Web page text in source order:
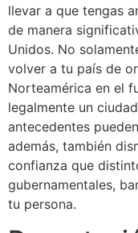
llevar a que tengas
de manera
Unidos. No
volver a tu país de
Norteamérica en el
legalmente un
antecedentes
además, también
confianza que
gubernamentales,
tu persona.